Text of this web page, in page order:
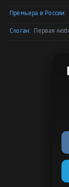
Премьера в России:
Слоган: Первая